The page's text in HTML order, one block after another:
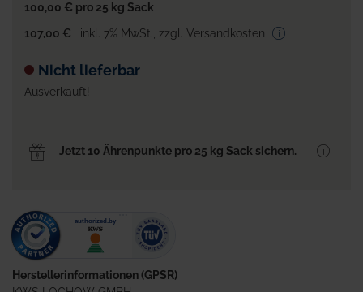
100,00 € pro 25 kg Sack
107,00 €
inkl. 7% MwSt. zzgl. Versandkosten
Nicht lieferbar
Ausverkauft!
Jetzt 10 Ährenpunkte pro 25 kg Sack sichern.
Herstellerinformationen (GPSR)